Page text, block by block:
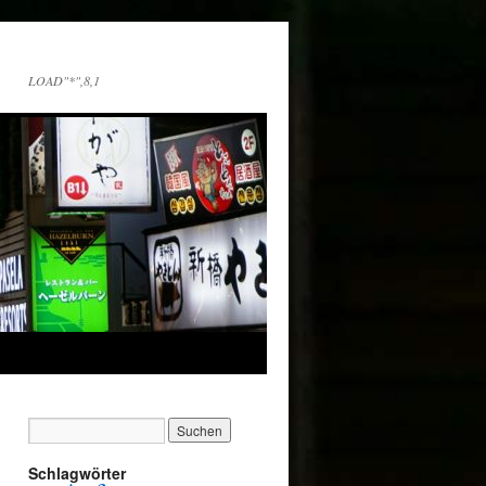
LOAD"*",8,1
Schlagwörter